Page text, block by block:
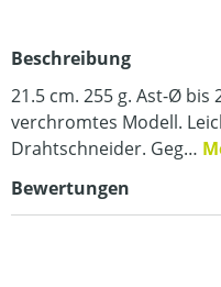
Beschreibung
21.5 cm. 255 g. Ast-Ø bis
verchromtes Modell.
Drahtschneider. Geg…
Bewertungen